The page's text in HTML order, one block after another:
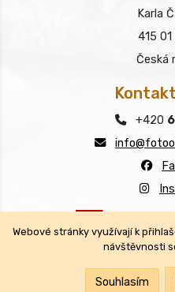
+420
Všechna
Karla
415
Česká
Webové stránky využívají k
návštěvnosti
Souhlasím